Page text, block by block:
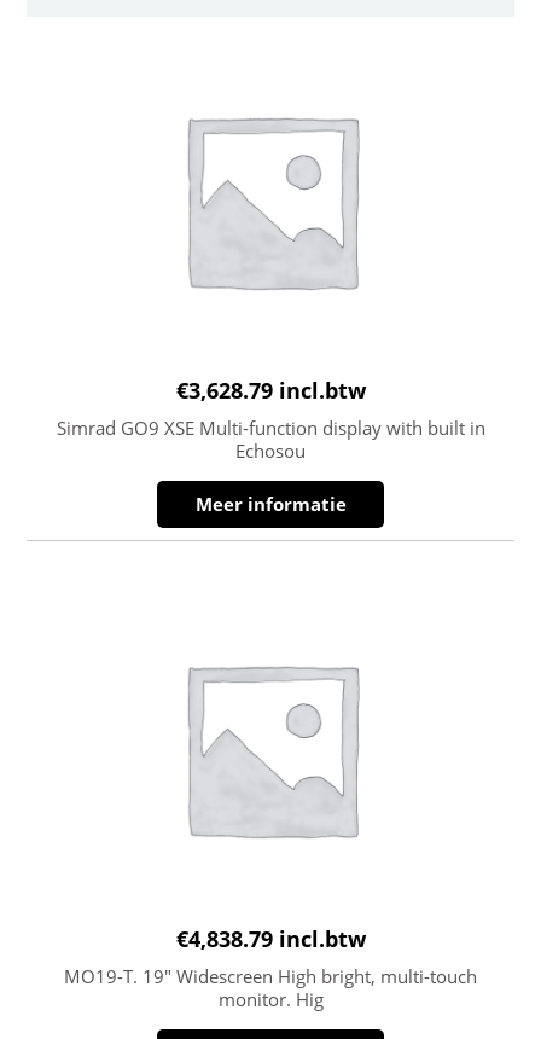
€3,628.79 incl.btw
Simrad GO9 XSE Multi-function display with built in
Echosou
Meer informatie
€4,838.79 incl.btw
MO19-T. 19″ Widescreen High bright, multi-touch
monitor. Hig